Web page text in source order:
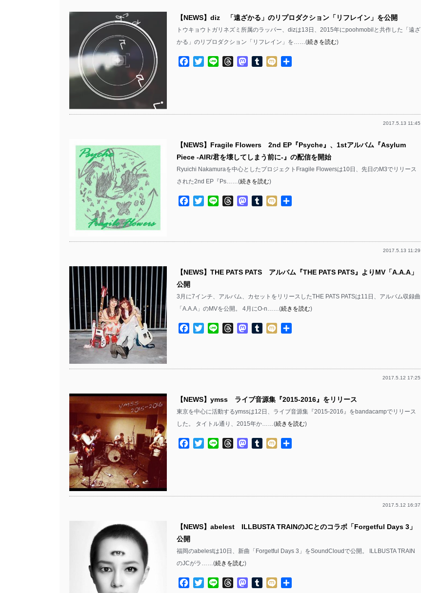
【NEWS】diz 「遠ざかる」のリプロダクション「リフレイン」を公開
トウキョウトガリネズミ所属のラッパー、dizは13日、2015年にpoohmobilと共作した「遠ざ
かる」のリプロダクション「リフレイン」を……(続きを読む)
Facebook
TwitterLine ThreadsMastodon
TumblrMixi
2017.5.13 11:45
【NEWS】Fragile Flowers 2nd EP『Psyche』、1stアルバム『Asylum
Piece -AIR/君を壊してしまう前に-』の配信を開始
Ryuichi Nakamuraを中心としたプロジェクトFragile Flowersは10日、先日のM3でリリース
された2nd EP『Ps……(続きを読む)
Facebook
TwitterLine ThreadsMastodon
TumblrMixi
2017.5.13 11:29
【NEWS】THE PATS PATS アルバム『THE PATS PATS』よりMV「A.A.A」
公開
3月に7インチ、アルバム、カセットをリリースしたTHE PATS PATSは11日、アルバム収録曲
「A.A.A」のMVを公開。 4月にO-n……(続きを読む)
Facebook
TwitterLine ThreadsMastodon
TumblrMixi
2017.5.12 17:25
【NEWS】ymss ライブ音源集『2015​-​2016』をリリース
東京を中心に活動するymssは12日、ライブ音源集『2015​-​2016』をbandacampでリリース
した。 タイトル通り、2015年か……(続きを読む)
Facebook
TwitterLine ThreadsMastodon
TumblrMixi
2017.5.12 16:37
【NEWS】abelest ILLBUSTA TRAINのJCとのコラボ「Forgetful Days 3」
公開
福岡のabelestは10日、新曲「Forgetful Days 3」をSoundCloudで公開。 ILLBUSTA TRAIN
のJCがラ……(続きを読む)
Facebook
TwitterLine ThreadsMastodon
TumblrMixi